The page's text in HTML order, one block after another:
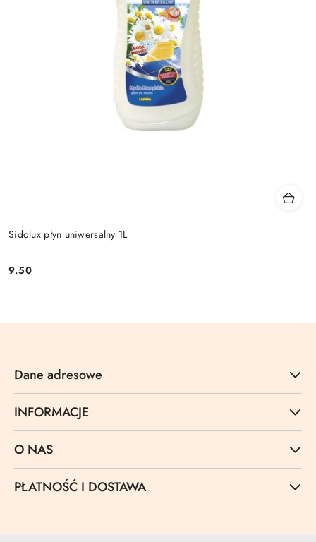
Sidolux płyn uniwersalny 1L
Cena:
9.50
Dane adresowe
INFORMACJE
O NAS
PŁATNOŚĆ I DOSTAWA